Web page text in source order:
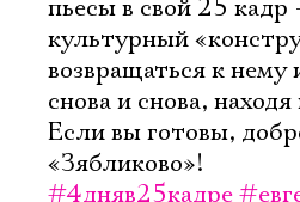
пьесы в свой 25
культурный
возвращаться к нему
снова и снова,
Если вы готовы,
«Зябликово»!
#4дняв25кадре